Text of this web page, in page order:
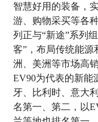
智慧好用的装备，
游、购物采买等各
列正与“新途”系列
客”，布局传统能源
洲、美洲等市场高
EV90为代表的新能
牙、比利时、意大
名第一、第二，以